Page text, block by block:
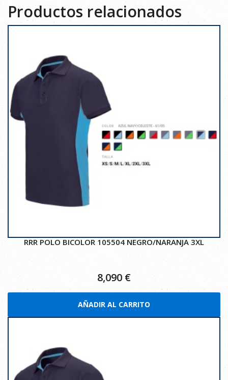
Productos relacionados
RRR POLO BICOLOR 105504 NEGRO/NARANJA 3XL
8,090 €
AÑADIR AL CARRITO